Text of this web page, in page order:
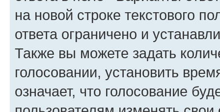
на новой строке текстового
ответа ограничено и
Также вы можете задать
голосовании, установить
означает, что голосование